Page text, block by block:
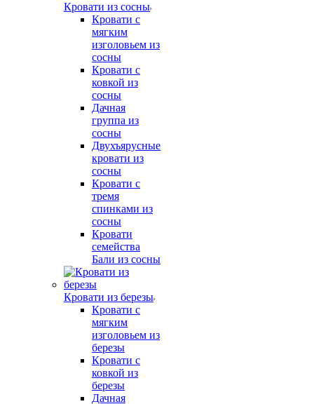
Кровати из сосны
Кровати с
мягким
изголовьем из
сосны
Кровати с
ковкой из
сосны
Дачная
группа из
сосны
Двухъярусные
кровати из
сосны
Кровати с
тремя
спинками из
сосны
Кровати
семейства
Бали из сосны
Кровати из березы
Кровати с
мягким
изголовьем из
березы
Кровати с
ковкой из
березы
Дачная